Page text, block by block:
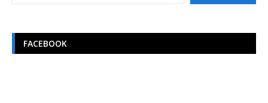
FACEBOOK